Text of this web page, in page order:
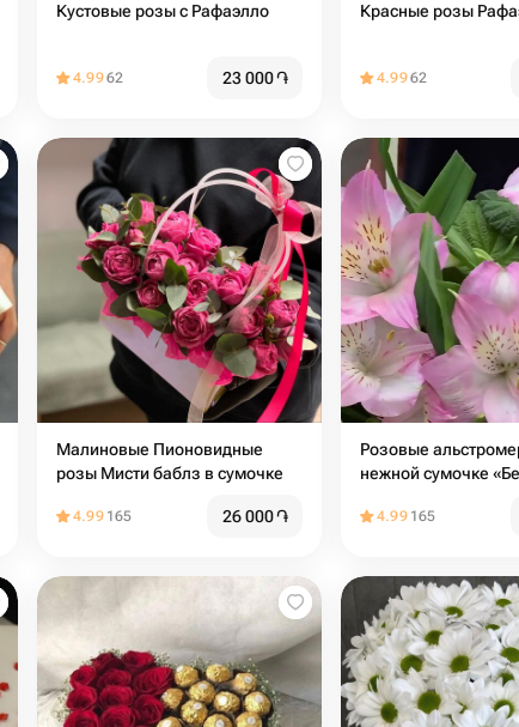
Кустовые розы с Рафаэлло
4.9962 23 000֏
Красные розы
4.9962
Малиновые Пионовидные
розы Мисти баблз в сумочке
4.99 165 26 000֏
Розовые
нежной сумочке
4.99 165